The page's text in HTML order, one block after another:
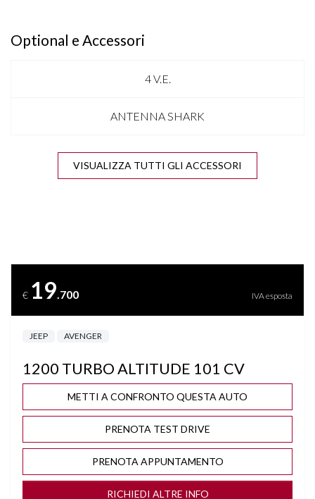
Optional e Accessori
4 V.E.
ANTENNA SHARK
APPLE CARPLAY & ANDROID AUTO
CERCHI "17
COMPUTER DI BORDO
CRUISE CONTROL ADATTIVO
DISATTIVAZIONE AIRBAG LATO PASSEGGERO
DRIVE MODE
FARI FULL LED
VISUALIZZA TUTTI GLI ACCESSORI
€ 19.700 IVA esposta
JEEP AVENGER
1200 TURBO ALTITUDE 101 CV
METTI A CONFRONTO QUESTA AUTO
PRENOTA TEST DRIVE
PRENOTA APPUNTAMENTO
RICHIEDI ALTRE INFO